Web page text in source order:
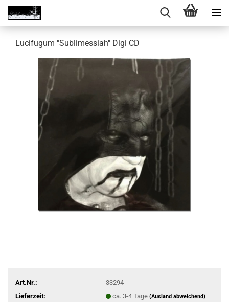
Lucifugum "Sublimessiah" Digi CD
Art.Nr.:
33294
Lieferzeit:
ca. 3-4 Tage (Ausland abweichend)